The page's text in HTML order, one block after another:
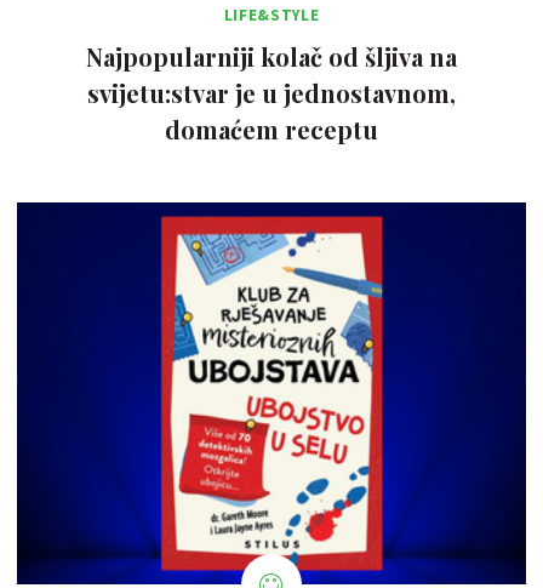
LIFE&STYLE
Najpopularniji kolač od šljiva na
svijetu:stvar je u jednostavnom,
domaćem receptu